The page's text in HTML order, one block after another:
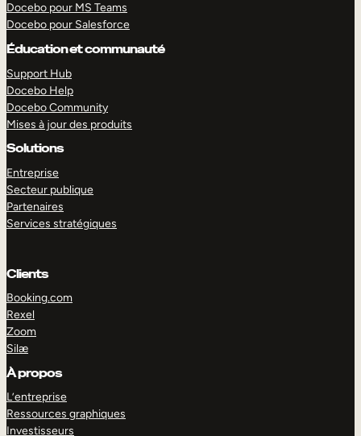
Docebo pour MS Teams
Docebo pour Salesforce
Éducation et communauté
Support Hub
Docebo Help
Docebo Community
Mises à jour des produits
Solutions
Entreprise
Secteur publique
Partenaires
Services stratégiques
Clients
Booking.com
Rexel
Zoom
Silæ
À propos
L’entreprise
Ressources graphiques
Investisseurs